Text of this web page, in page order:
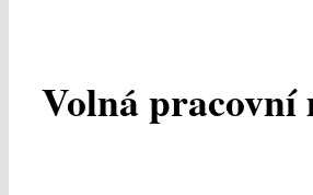
Volná pracovní